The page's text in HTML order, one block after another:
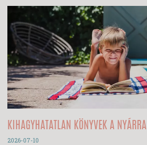
KIHAGYHATATLAN KÖNYVEK A NYÁRRA
2026-07-10